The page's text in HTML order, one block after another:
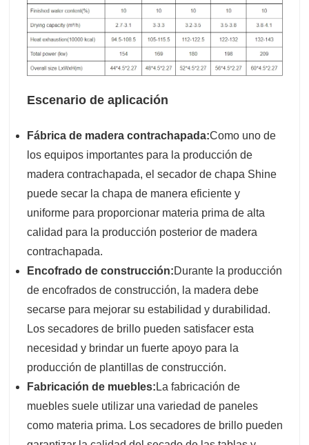
Escenario de aplicación
Fábrica de madera contrachapada:Como uno de
los equipos importantes para la producción de
madera contrachapada, el secador de chapa Shine
puede secar la chapa de manera eficiente y
uniforme para proporcionar materia prima de alta
calidad para la producción posterior de madera
contrachapada.
Encofrado de construcción:Durante la producción
de encofrados de construcción, la madera debe
secarse para mejorar su estabilidad y durabilidad.
Los secadores de brillo pueden satisfacer esta
necesidad y brindar un fuerte apoyo para la
producción de plantillas de construcción.
Fabricación de muebles: La fabricación de
muebles suele utilizar una variedad de paneles
como materia prima. Los secadores de brillo pueden